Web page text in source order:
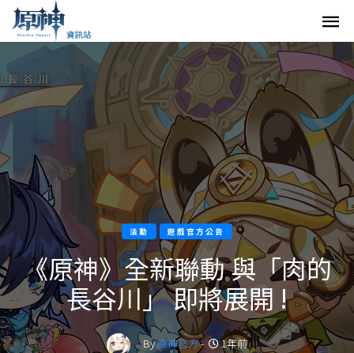
活動 遊戲官方公告
《原神》全新聯動 與「肉的
長谷川」 即將展開 !
By原神官方- 1年前